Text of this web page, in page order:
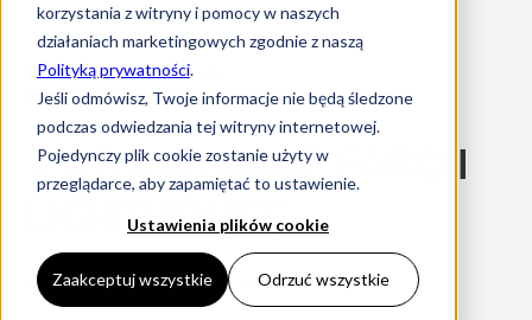
korzystania z witryny i pomocy w naszych
działaniach marketingowych zgodnie z naszą
Polityką prywatności.
Jeśli odmówisz, Twoje informacje nie będą śledzone
podczas odwiedzania tej witryny internetowej.
Pojedynczy plik cookie zostanie użyty w
przeglądarce, aby zapamiętać to ustawienie.
Ustawienia plików cookie
Zaakceptuj wszystkie Odrzuć wszystkie
Czas czytania: 0 minuty
13/12/2024
PORÓWNANIE FARO I
LIGHTHOUSE
Home Porównanie Faro i Lighthouse